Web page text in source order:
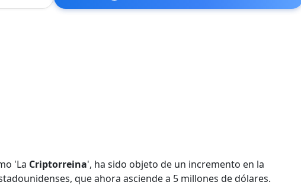
'La Criptorreina', ha sido objeto de un incremento en la
que ahora asciende a 5 millones de dólares.